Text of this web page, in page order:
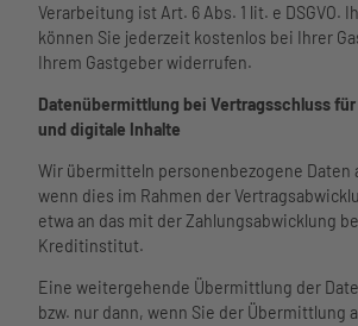
Verarbeitung ist Art. 6 Abs. 1 lit. e DSGVO.
können Sie jederzeit kostenlos bei Ihrer
Ihrem Gastgeber widerrufen.
Datenübermittlung bei Vertragsschluss
und digitale Inhalte
Wir übermitteln personenbezogene Daten
wenn dies im Rahmen der
etwa an das mit der Zahlungsabwicklung
Kreditinstitut.
Eine weitergehende Übermittlung der
bzw. nur dann, wenn Sie der Übermittlung